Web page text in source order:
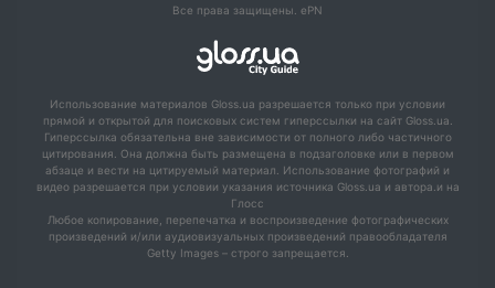
Все права защищены. ePN
Использование материалов Gloss.ua разрешается только при условии
прямой и открытой для поисковых систем гиперссылки на сайт Gloss.ua.
Гиперссылка обязательна вне зависимости от полного либо частичного
цитирования. Она должна быть размещена в подзаголовке или в первом
абзаце и вести на цитируемый материал. Использование фотографий и
видео разрешается при условии указания источника Gloss.ua и автора.и на
Глосс
Любое копирование, перепечатка и воспроизведение фотографических
произведений и/или аудиовизуальных произведений правообладателя
Getty Images – строго запрещается.